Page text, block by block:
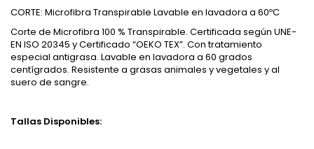
CORTE: Microfibra Transpirable Lavable en lavadora a 60ºC
Corte de Microfibra 100 % Transpirable. Certificada según UNE-
EN ISO 20345 y Certificado “OEKO TEX”. Con tratamiento
especial antigrasa. Lavable en lavadora a 60 grados
centígrados. Resistente a grasas animales y vegetales y al
suero de sangre.
Tallas Disponibles: